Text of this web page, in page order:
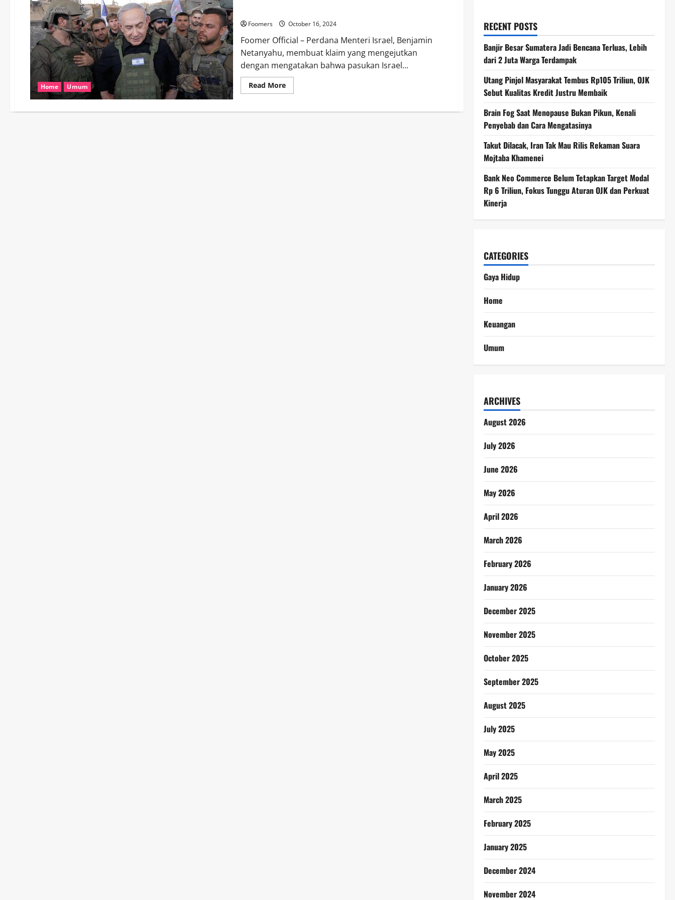
Home Umum
Foomers October 16, 2024
Foomer Official – Perdana Menteri Israel, Benjamin
Netanyahu, membuat klaim yang mengejutkan
dengan mengatakan bahwa pasukan Israel...
Read MoreRead
more
Netanyahu
RECENT POSTS
Banjir Besar Sumatera Jadi Bencana Terluas, Lebih
dari 2 Juta Warga Terdampak
Utang Pinjol Masyarakat Tembus Rp105 Triliun, OJK
Sebut Kualitas Kredit Justru Membaik
Brain Fog Saat Menopause Bukan Pikun, Kenali
Penyebab dan Cara Mengatasinya
Takut Dilacak, Iran Tak Mau Rilis Rekaman Suara
Mojtaba Khamenei
Bank Neo Commerce Belum Tetapkan Target Modal
Rp 6 Triliun, Fokus Tunggu Aturan OJK dan Perkuat
Kinerja
CATEGORIES
Gaya Hidup
Home
Keuangan
Umum
ARCHIVES
August 2026
July 2026
June 2026
May 2026
April 2026
March 2026
February 2026
January 2026
December 2025
November 2025
October 2025
September 2025
August 2025
July 2025
May 2025
April 2025
March 2025
February 2025
January 2025
December 2024
November 2024